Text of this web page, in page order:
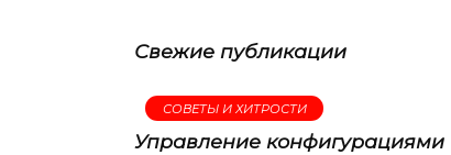
Свежие публикации
СОВЕТЫ И ХИТРОСТИ
Управление конфигурациями